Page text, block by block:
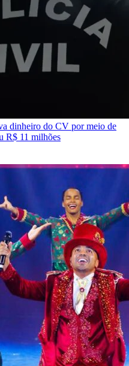
dinheiro do CV por meio de
R$ 11 milhões